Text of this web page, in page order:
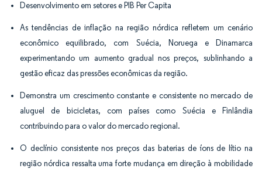
Desenvolvimento em setores e PIB Per Capita
As tendências de inflação na região nórdica refletem um cenário
econômico equilibrado, com Suécia, Noruega e Dinamarca
experimentando um aumento gradual nos preços, sublinhando a
gestão eficaz das pressões econômicas da região.
Demonstra um crescimento constante e consistente no mercado de
aluguel de bicicletas, com países como Suécia e Finlândia
contribuindo para o valor do mercado regional.
O declínio consistente nos preços das baterias de íons de lítio na
região nórdica ressalta uma forte mudança em direção à mobilidade